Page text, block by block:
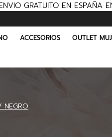
GRATUITO EN ESPAÑA
ACCESORIOS OUTLET
NEGRO